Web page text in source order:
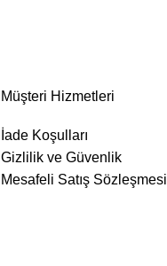
Müşteri Hizmetleri
İade Koşulları
Gizlilik ve Güvenlik
Mesafeli Satış Sözleşmesi